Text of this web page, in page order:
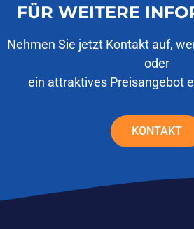
FÜR WEITERE
Nehmen Sie jetzt Kontakt auf,
oder
ein attraktives Preisangebot
KONTAKT